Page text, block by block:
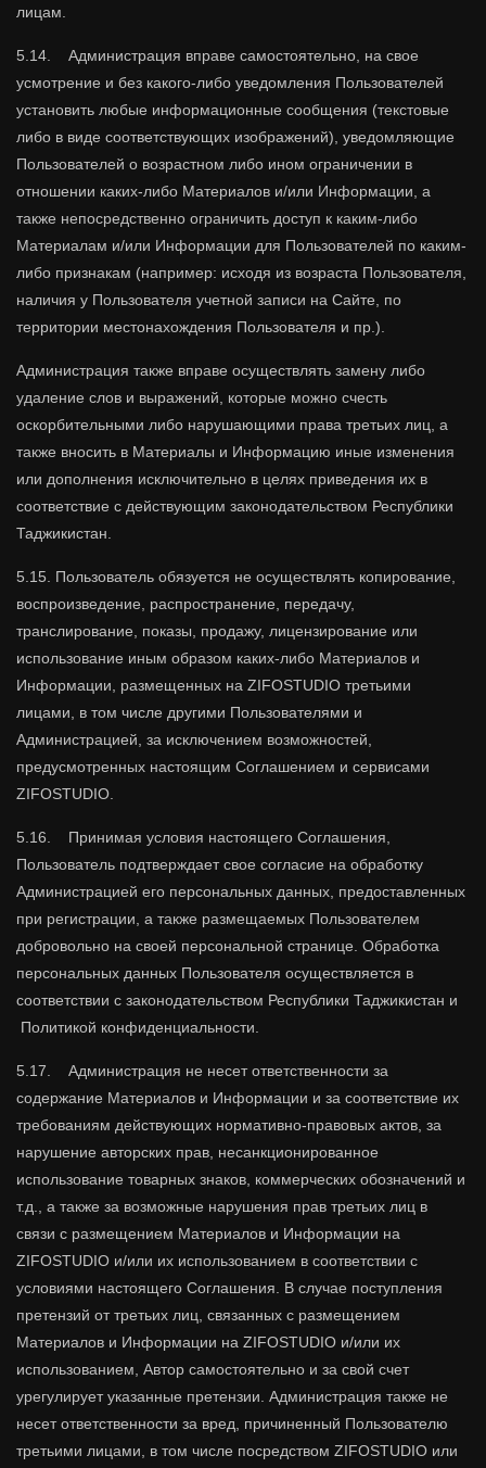
лицам.
5.14. Администрация вправе самостоятельно, на свое
усмотрение и без какого-либо уведомления Пользователей
установить любые информационные сообщения (текстовые
либо в виде соответствующих изображений), уведомляющие
Пользователей о возрастном либо ином ограничении в
отношении каких-либо Материалов и/или Информации, а
также непосредственно ограничить доступ к каким-либо
Материалам и/или Информации для Пользователей по каким-
либо признакам (например: исходя из возраста Пользователя,
наличия у Пользователя учетной записи на Сайте, по
территории местонахождения Пользователя и пр.).
Администрация также вправе осуществлять замену либо
удаление слов и выражений, которые можно счесть
оскорбительными либо нарушающими права третьих лиц, а
также вносить в Материалы и Информацию иные изменения
или дополнения исключительно в целях приведения их в
соответствие с действующим законодательством Республики
Таджикистан.
5.15. Пользователь обязуется не осуществлять копирование,
воспроизведение, распространение, передачу,
транслирование, показы, продажу, лицензирование или
использование иным образом каких-либо Материалов и
Информации, размещенных на ZIFOSTUDIO третьими
лицами, в том числе другими Пользователями и
Администрацией, за исключением возможностей,
предусмотренных настоящим Соглашением и сервисами
ZIFOSTUDIO.
5.16. Принимая условия настоящего Соглашения,
Пользователь подтверждает свое согласие на обработку
Администрацией его персональных данных, предоставленных
при регистрации, а также размещаемых Пользователем
добровольно на своей персональной странице. Обработка
персональных данных Пользователя осуществляется в
соответствии с законодательством Республики Таджикистан и
Политикой конфиденциальности.
5.17. Администрация не несет ответственности за
содержание Материалов и Информации и за соответствие их
требованиям действующих нормативно-правовых актов, за
нарушение авторских прав, несанкционированное
использование товарных знаков, коммерческих обозначений и
т.д., а также за возможные нарушения прав третьих лиц в
связи с размещением Материалов и Информации на
ZIFOSTUDIO и/или их использованием в соответствии с
условиями настоящего Соглашения. В случае поступления
претензий от третьих лиц, связанных с размещением
Материалов и Информации на ZIFOSTUDIO и/или их
использованием, Автор самостоятельно и за свой счет
урегулирует указанные претензии. Администрация также не
несет ответственности за вред, причиненный Пользователю
третьими лицами, в том числе посредством ZIFOSTUDIO или